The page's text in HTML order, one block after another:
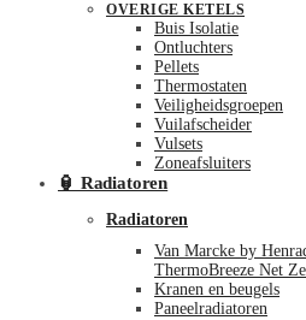
OVERIGE KETELS
Buis Isolatie
Ontluchters
Pellets
Thermostaten
Veiligheidsgroepen
Vuilafscheider
Vulsets
Zoneafsluiters
🏮 Radiatoren
Radiatoren
Van Marcke by
ThermoBreeze Net
Kranen en beugels
Paneelradiatoren